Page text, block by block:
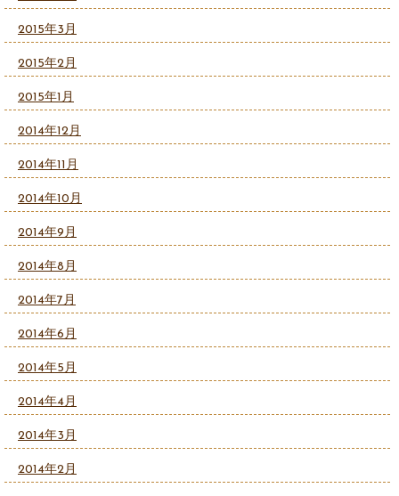
2015年3月
2015年2月
2015年1月
2014年12月
2014年11月
2014年10月
2014年9月
2014年8月
2014年7月
2014年6月
2014年5月
2014年4月
2014年3月
2014年2月